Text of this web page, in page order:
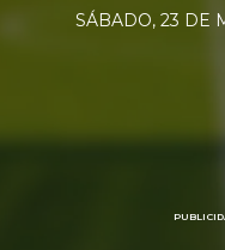
Serie A
SÁBADO, 23 DE